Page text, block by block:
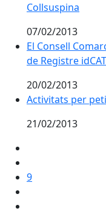
Collsuspina
07/02/2013
El Consell
de Registre idCAT
20/02/2013
Activitats per
21/02/2013
9